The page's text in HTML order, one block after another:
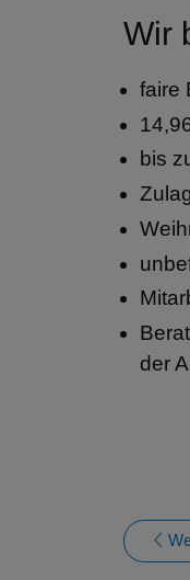
Wir
faire
bis
der